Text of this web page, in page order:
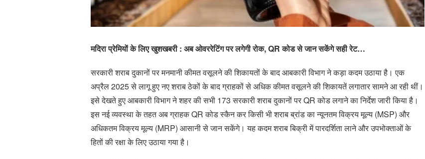
मदिरा प्रेमियों के लिए खुशखबरी : अब ओवररेटिंग पर लगेगी रोक, QR कोड से जान सकेंगे सही रेट…
सरकारी शराब दुकानों पर मनमानी कीमत वसूलने की शिकायतों के बाद आबकारी विभाग ने कड़ा कदम उठाया है। एक
अप्रैल 2025 से लागू हुए नए शराब ठेकों के बाद ग्राहकों से अधिक कीमत वसूलने की शिकायतें लगातार सामने आ रही थीं।
इसे देखते हुए आबकारी विभाग ने शहर की सभी 173 सरकारी शराब दुकानों पर QR कोड लगाने का निर्देश जारी किया है।
इस नई व्यवस्था के तहत अब ग्राहक QR कोड स्कैन कर किसी भी शराब ब्रांड का न्यूनतम विक्रय मूल्य (MSP) और
अधिकतम विक्रय मूल्य (MRP) आसानी से जान सकेंगे। यह कदम शराब बिक्री में पारदर्शिता लाने और उपभोक्ताओं के
हितों की रक्षा के लिए उठाया गया है।